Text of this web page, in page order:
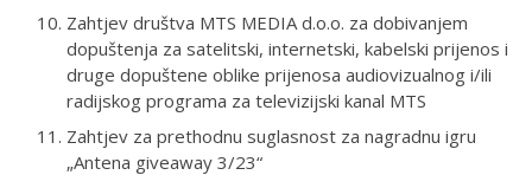
Zahtjev društva MTS MEDIA d.o.o. za dobivanjem
dopuštenja za satelitski, internetski, kabelski prijenos i
druge dopuštene oblike prijenosa audiovizualnog i/ili
radijskog programa za televizijski kanal MTS
Zahtjev za prethodnu suglasnost za nagradnu igru
„Antena giveaway 3/23“